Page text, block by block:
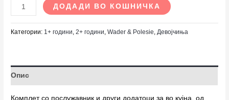
ДОДАДИ ВО КОШНИЧКА
Категории: 1+ години,2+ години,Wader & Polesie,Девојчиња
Опис
Комплет со послужавник и други додатоци за во кујна, од